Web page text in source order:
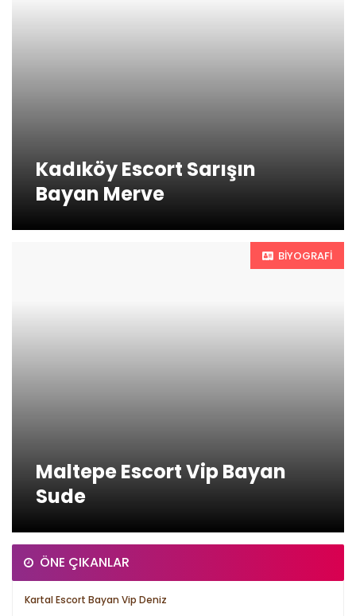
Kadıköy Escort Sarışın
Bayan Merve
BIYOGRAFI
Maltepe Escort Vip Bayan
Sude
ÖNE ÇIKANLAR
Kartal Escort Bayan Vip Deniz